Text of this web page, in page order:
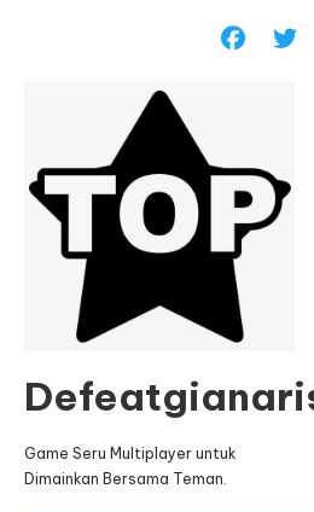
Game Seru Multiplayer untuk
Dimainkan Bersama Teman.